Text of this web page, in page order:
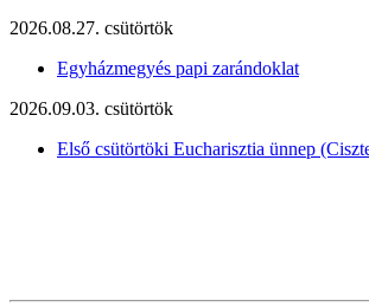
2026.08.27. csütörtök
Egyházmegyés papi zarándoklat
2026.09.03. csütörtök
Első csütörtöki Eucharisztia ünnep